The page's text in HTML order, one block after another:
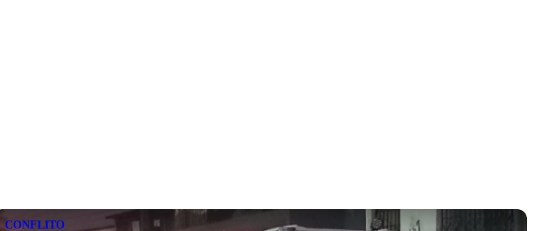
CONFLITO